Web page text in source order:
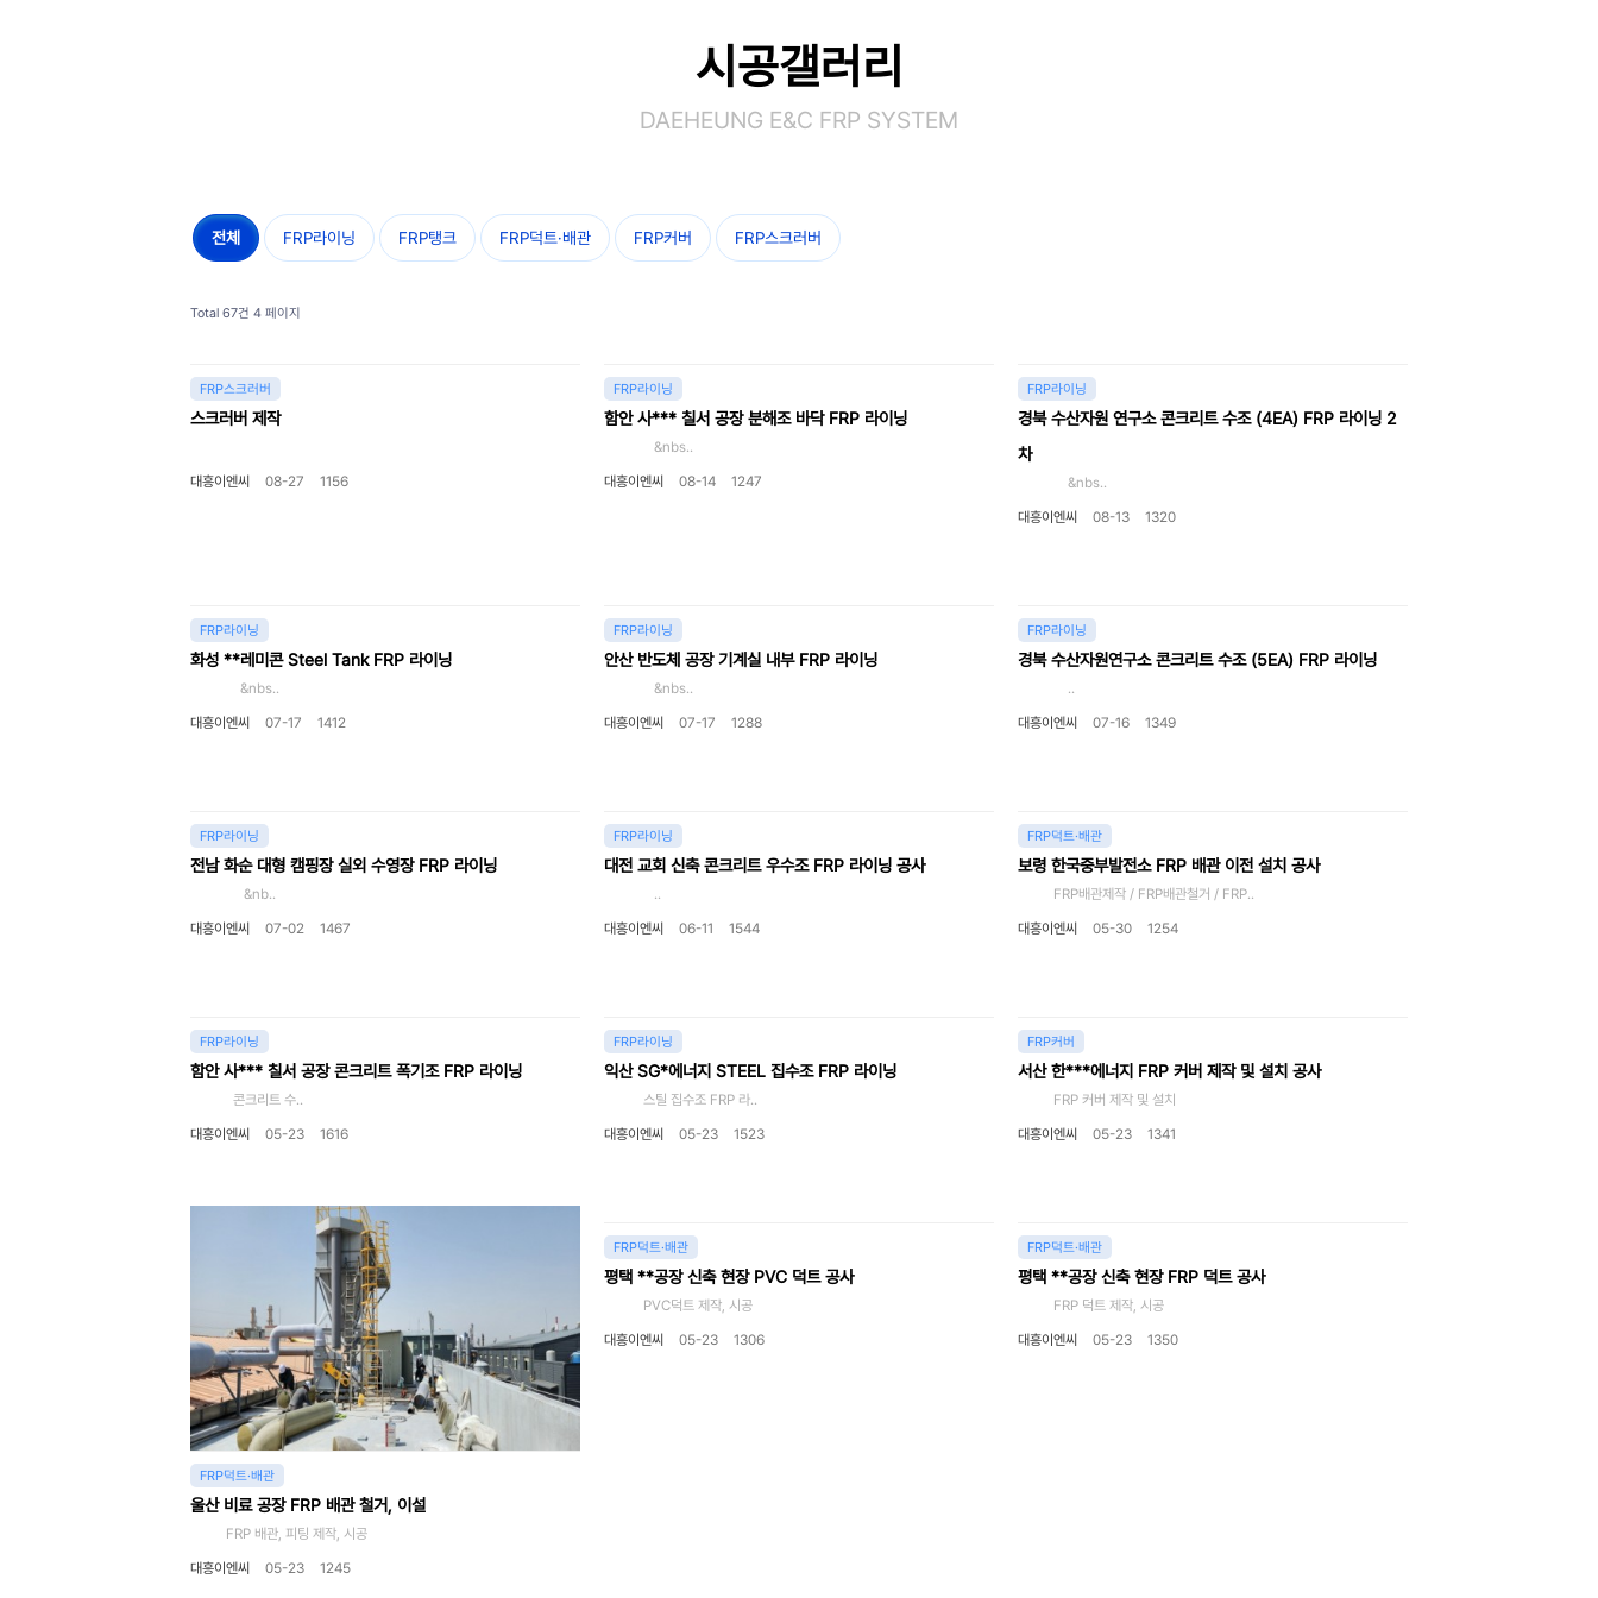
시공갤러리
DAEHEUNG E&C FRP SYSTEM
전체 FRP라이닝 FRP탱크 FRP덕트·배관 FRP커버 FRP스크러버
Total 67건 4 페이지
FRP스크러버
스크러버 제작
대흥이엔씨 08-27 1156
FRP라이닝
함안 사*** 칠서 공장 분해조 바닥 FRP 라이닝
&nbs..
대흥이엔씨 08-14 1247
FRP라이닝
경북 수산자원 연구소 콘크리트 수조 (4EA) FRP 라이닝 2
차
&nbs..
대흥이엔씨 08-13 1320
FRP라이닝
화성 **레미콘 Steel Tank FRP 라이닝
&nbs..
대흥이엔씨 07-17 1412
FRP라이닝
안산 반도체 공장 기계실 내부 FRP 라이닝
&nbs..
대흥이엔씨 07-17 1288
FRP라이닝
경북 수산자원연구소 콘크리트 수조 (5EA) FRP 라이닝
..
대흥이엔씨 07-16 1349
FRP라이닝
전남 화순 대형 캠핑장 실외 수영장 FRP 라이닝
&nb..
대흥이엔씨 07-02 1467
FRP라이닝
대전 교회 신축 콘크리트 우수조 FRP 라이닝 공사
..
대흥이엔씨 06-11 1544
FRP덕트·배관
보령 한국중부발전소 FRP 배관 이전 설치 공사
FRP배관제작 / FRP배관철거 / FRP..
대흥이엔씨 05-30 1254
FRP라이닝
함안 사*** 칠서 공장 콘크리트 폭기조 FRP 라이닝
콘크리트 수..
대흥이엔씨 05-23 1616
FRP라이닝
익산 SG*에너지 STEEL 집수조 FRP 라이닝
스틸 집수조 FRP 라..
대흥이엔씨 05-23 1523
FRP커버
서산 한***에너지 FRP 커버 제작 및 설치 공사
FRP 커버 제작 및 설치
대흥이엔씨 05-23 1341
FRP덕트·배관
울산 비료 공장 FRP 배관 철거, 이설
FRP 배관, 피팅 제작, 시공
대흥이엔씨 05-23 1245
FRP덕트·배관
평택 **공장 신축 현장 PVC 덕트 공사
PVC덕트 제작, 시공
대흥이엔씨 05-23 1306
FRP덕트·배관
평택 **공장 신축 현장 FRP 덕트 공사
FRP 덕트 제작, 시공
대흥이엔씨 05-23 1350